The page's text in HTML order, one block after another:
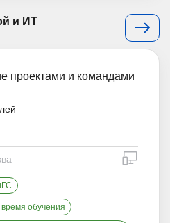
и ИТ
проектами и командами
обучения